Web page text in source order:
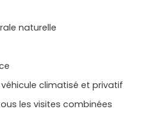
naturelle
climatisé et privatif
les visites combinées